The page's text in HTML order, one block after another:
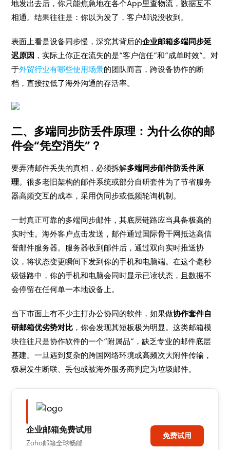
地发出去后，你只能焦急地在各个App里查物流，数据互不
相通。结果往往是：你以为发了，客户却说没收到。
表面上看是设备同步慢，深究其背后的企业邮箱多端同步延
迟原因 ，实际上你正在流失的是“客户信任”和“成单时效”。对
于外贸行业有哪些使用场景的团队而言，跨设备协作的断
档，直接拉低了海外沟通的存活率。
二、多端同步防丢件原理：为什么你的邮
件会“凭空消失”？
要弄清邮件丢失的真相，必须拆解多端同步邮件防丢件原
理。很多老旧架构的邮件系统或部分自研套件为了节省服务
器高频交互的成本，采用伪同步或低频轮询机制。
一封真正可靠的多端同步邮件，其底层链路应当具备极高的
实时性。海外客户点击发送，邮件通过国际骨干网抵达高信
誉邮件服务器。服务器收到邮件后，通过双向实时推送协
议，将状态变更瞬间下发到你的手机和电脑端。在这个毫秒
级链路中，你的手机和电脑会同时显示已读状态，且数据不
会停留在任何单一本地设备上。
当下市面上有不少主打办公协同的软件，如果做协作套件自
研邮箱优劣势对比 ，你会发现其短板极为明显。这类邮箱模
块往往只是协作软件的一个“附属品”，缺乏专业的邮件底层
基建。一旦遇到复杂的跨国网络环境或高频次大附件传输，
极易发生断联、丢包或被海外服务商判定为垃圾邮件。
企业邮箱免费试用
Zoho邮箱全球畅邮
免费试用